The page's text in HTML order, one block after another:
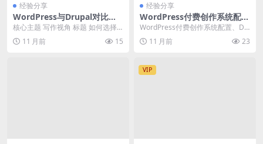
经验分享
WordPress与Drupal对比选
择哪个更适合个人博客的搭建
核心主题 写作视角 标题 如何选择
适合自己的CMS 比较与选择 Word
Pres...11 月前 15
经验分享
WordPress付费创作系统配置
与DeepSeek集成实战指南
WordPress付费创作系统配置、De
epSeek集成、豆包AI接入、Gemi...
11 月前 23
VIP